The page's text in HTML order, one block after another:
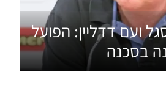
ועם דדליין: הפועל
בסכנה